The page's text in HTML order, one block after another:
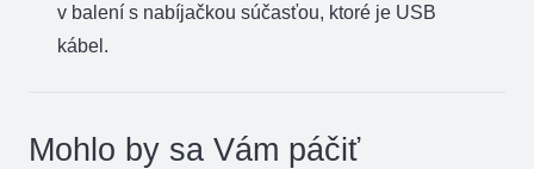
v balení s nabíjačkou súčasťou, ktoré je USB
kábel.
Mohlo by sa Vám páčiť